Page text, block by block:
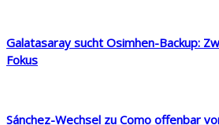
Galatasaray sucht Osimhen-Backup:
Fokus
Sánchez-Wechsel zu Como offenbar